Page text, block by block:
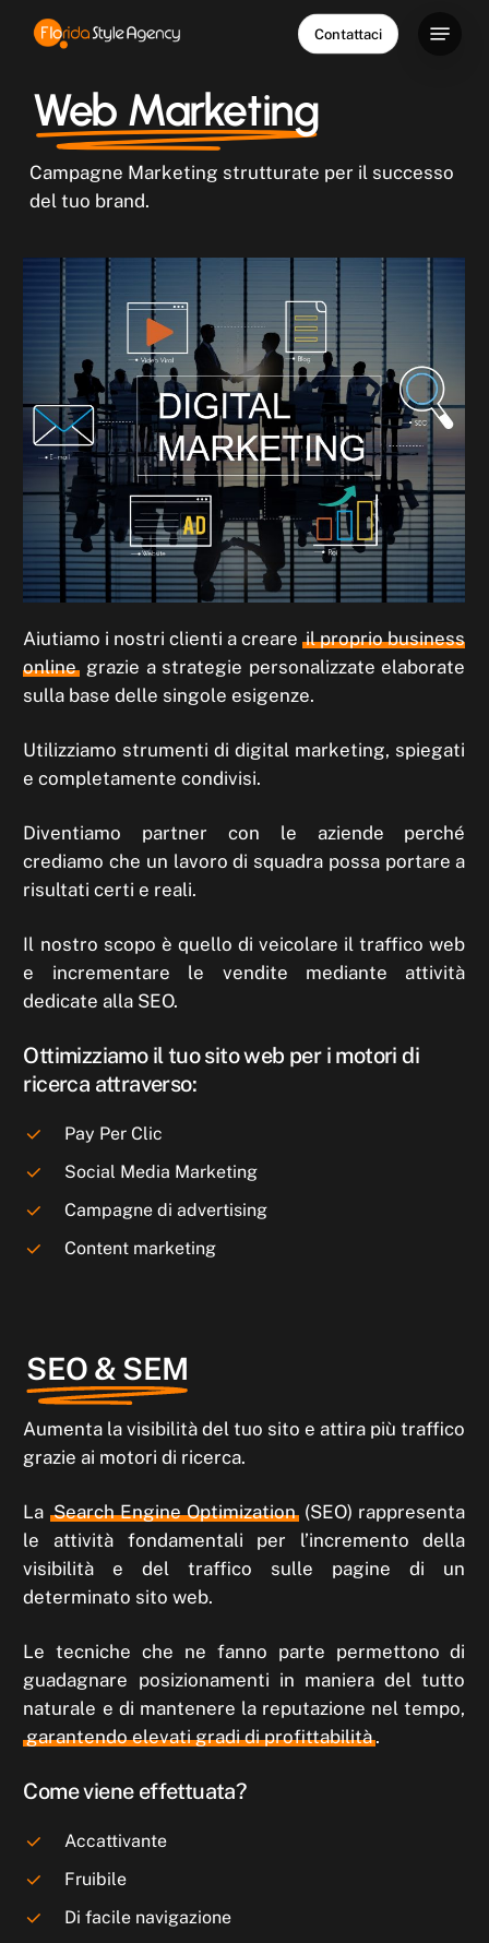
content
Contattaci
Web Marketing
Campagne Marketing strutturate per il successo
del tuo brand.
Aiutiamo i nostri clienti a creareil proprio business
online grazie a strategie personalizzate elaborate
sulla base delle singole esigenze.
Utilizziamo strumenti di digital marketing, spiegati
e completamente condivisi.
Diventiamo partner con le aziende perché
crediamo che un lavoro di squadra possa portare a
risultati certi e reali.
Il nostro scopo è quello di veicolare il traffico web
e incrementare le vendite mediante attività
dedicate alla SEO.
Ottimizziamo il tuo sito web per i motori di
ricerca attraverso:
Pay Per Clic
Social Media Marketing
Campagne di advertising
Content marketing
SEO & SEM
Aumenta la visibilità del tuo sito e attira più traffico
grazie ai motori di ricerca.
La Search Engine Optimization (SEO) rappresenta
le attività fondamentali per l’incremento della
visibilità e del traffico sulle pagine di un
determinato sito web.
Le tecniche che ne fanno parte permettono di
guadagnare posizionamenti in maniera del tutto
naturale e di mantenere la reputazione nel tempo,
garantendo elevati gradi di profittabilità.
Come viene effettuata?
Accattivante
Fruibile
Di facile navigazione